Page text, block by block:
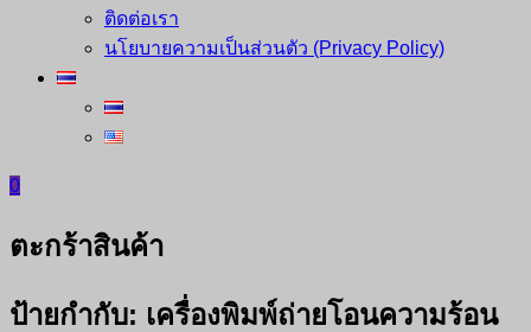
ติดต่อเรา
นโยบายความเป็นส่วนตัว (Privacy Policy)
0
ตะกร้าสินค้า
ป้ายกำกับ: เครื่องพิมพ์ถ่ายโอนความร้อน